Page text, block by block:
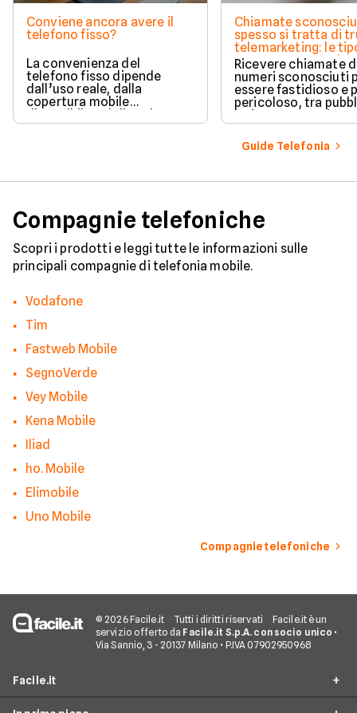
Conviene ancora avere il
telefono fisso?
La convenienza del
telefono fisso dipende
dall’uso reale, dalla
copertura mobile
disponibile e dalle esigenze
di casa o lavoro.
Chiamate
spesso si tratta di
telemarketing: le
come proteggersi
Ricevere chiamate
numeri sconosciuti
essere fastidioso e
pericoloso, tra
insistente e veri e
tentativi di truffa.
come il tuo numero
nelle mani dei call
efficaci per
riconoscere i
pericolo e a usare gli
strumenti giusti per
bloccare finalmente
contatti
Guide Telefonia
Compagnie telefoniche
Scopri i prodotti e leggi tutte le informazioni sulle
principali compagnie di telefonia mobile.
Vodafone
Tim
Fastweb Mobile
SegnoVerde
Vey Mobile
Kena Mobile
Iliad
ho. Mobile
Elimobile
Uno Mobile
Compagnie telefoniche
© 2026 Facile.it Tutti i diritti riservati
Facile.it è un
servizio offerto da Facile.it S.p.A. con socio unico •
Via Sannio, 3 - 20137 Milano • P.IVA 07902950968
Facile.it